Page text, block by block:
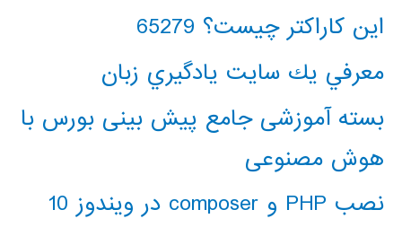
این کاراکتر چیست؟ 65279
معرفي يك سايت يادگيري زبان
بسته آموزشی جامع پیش بینی بورس با
هوش مصنوعی
نصب PHP و composer در ویندوز 10